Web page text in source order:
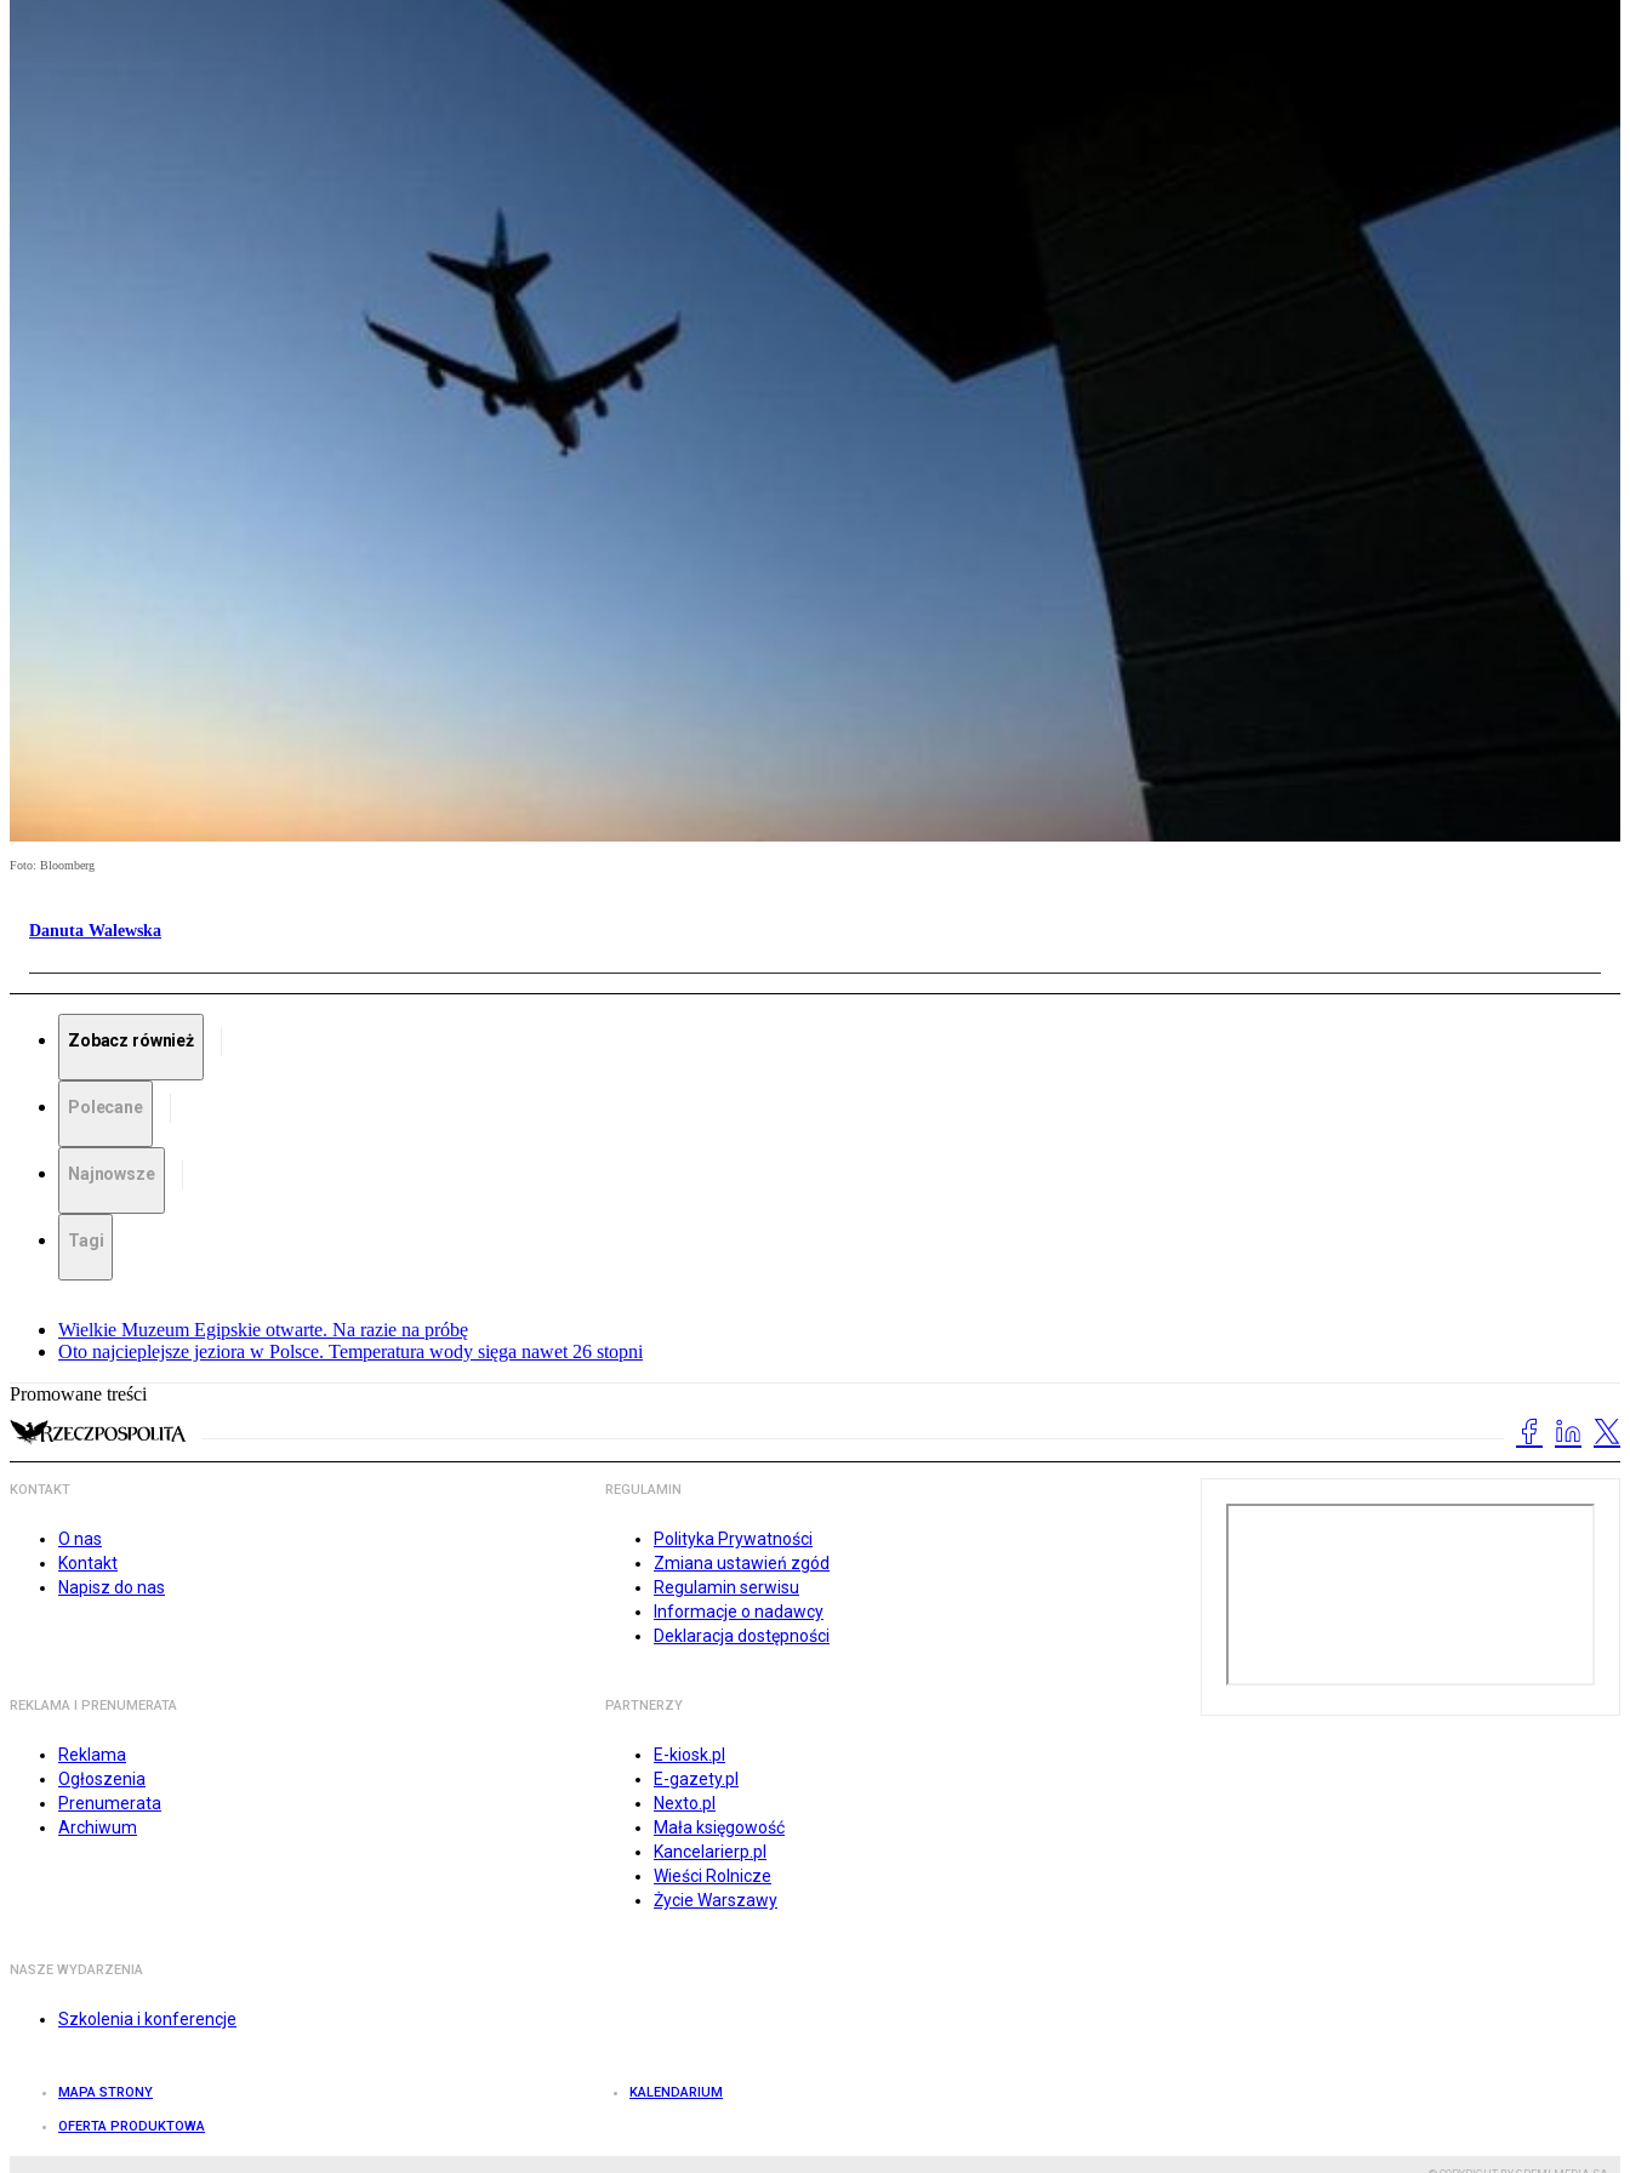
Foto: Bloomberg
Danuta Walewska
Zobacz również
Polecane
Najnowsze
Tagi
Wielkie Muzeum Egipskie otwarte. Na razie na próbę
Oto najcieplejsze jeziora w Polsce. Temperatura wody sięga nawet 26 stopni
Promowane treści
KONTAKT
O nas
Kontakt
Napisz do nas
REGULAMIN
Polityka Prywatności
Zmiana ustawień zgód
Regulamin serwisu
Informacje o nadawcy
Deklaracja dostępności
REKLAMA I PRENUMERATA
Reklama
Ogłoszenia
Prenumerata
Archiwum
PARTNERZY
E-kiosk.pl
E-gazety.pl
Nexto.pl
Mała księgowość
Kancelarierp.pl
Wieści Rolnicze
Życie Warszawy
NASZE WYDARZENIA
Szkolenia i konferencje
MAPA STRONY KALENDARIUM
OFERTA PRODUKTOWA